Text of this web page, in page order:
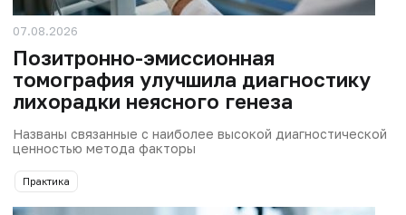
07.08.2026
Позитронно-эмиссионная
томография улучшила диагностику
лихорадки неясного генеза
Названы связанные с наиболее высокой диагностической
ценностью метода факторы
Практика